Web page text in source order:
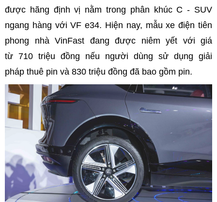
được hãng định vị nằm trong phân khúc C - SUV
ngang hàng với VF e34. Hiện nay, mẫu xe điện tiên
phong nhà VinFast đang được niêm yết với giá
từ 710 triệu đồng nếu người dùng sử dụng giải
pháp thuê pin và 830 triệu đồng đã bao gồm pin.